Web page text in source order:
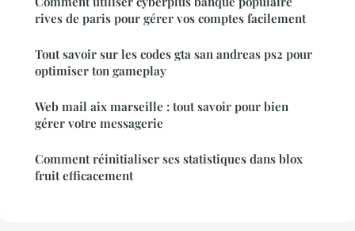
rives de paris pour gérer vos comptes facilement
Tout savoir sur les codes gta san andreas ps2 pour
optimiser ton gameplay
Web mail aix marseille : tout savoir pour bien
gérer votre messagerie
Comment réinitialiser ses statistiques dans blox
fruit efficacement